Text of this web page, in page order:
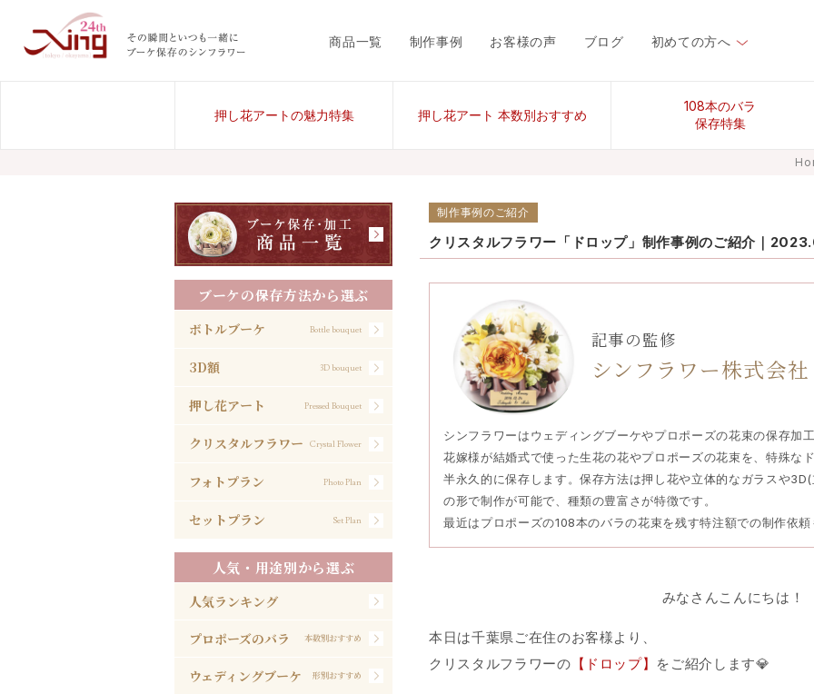
商品一覧 制作事例 お客様の声 ブログ 初めての方へ
押し花アートの魅力特集 押し花アート 本数別おすすめ
108本のバラ
保存特集
制作事例のご紹介
クリスタルフラワー「ドロップ」制作事例のご紹介｜
記事の監修
シンフラワー株式会社
シンフラワーはウェディングブーケやプロポーズの花束の保存加
花嫁様が結婚式で使った生花の花やプロポーズの花束を、特殊な
半永久的に保存します。保存方法は押し花や立体的なガラスや
の形で制作が可能で、種類の豊富さが特徴です。
最近はプロポーズの108本のバラの花束を残す特注額での制作依
みなさんこんにちは！
本日は千葉県ご在住のお客様より、
クリスタルフラワーの 【ドロップ】 をご紹介します💎
ブーケの保存方法から選ぶ
ボトルブーケ Bottle bouquet
3D額 3D bouquet
押し花アート Pressed Bouquet
クリスタルフラワー Crystal Flower
フォトプラン Photo Plan
セットプラン Set Plan
人気・用途別から選ぶ
人気ランキング
プロポーズのバラ 本数別おすすめ
ウェディングブーケ 形別おすすめ